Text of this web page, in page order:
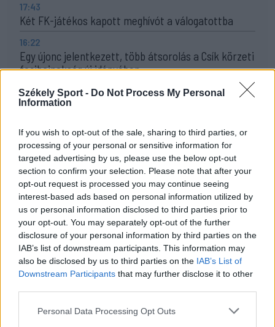
Székely Sport - Do Not Process My Personal
Information
If you wish to opt-out of the sale, sharing to third parties, or
processing of your personal or sensitive information for
targeted advertising by us, please use the below opt-out
section to confirm your selection. Please note that after your
opt-out request is processed you may continue seeing
interest-based ads based on personal information utilized by
us or personal information disclosed to third parties prior to
your opt-out. You may separately opt-out of the further
disclosure of your personal information by third parties on the
IAB’s list of downstream participants. This information may
also be disclosed by us to third parties on the IAB’s List of
Downstream Participants that may further disclose it to other
Personal Data Processing Opt Outs
17:43
Két FK-játékos kapott meghívót a válogatottba
16:22
Egy újonc jelentkezett, több átsorolás a Csík körzeti
focibajnokság új idényében
14:52
Nem kell senkinek állnia, idegenbeli meccsekkel
13:57
Corbu góljától hangos a román és a magyar sajtó,
válogatott meghívót sürgetnek
12:36
Új korszak a Sepsi OSK II-nél, fiatalos hévvel épül a
jövő csapata
11:24
Székelyföldi játékosokkal készül a női válogatott a
FOTE-ra